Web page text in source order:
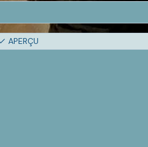
APERÇU